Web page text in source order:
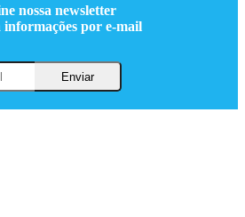
nossa newsletter
informações por e-mail